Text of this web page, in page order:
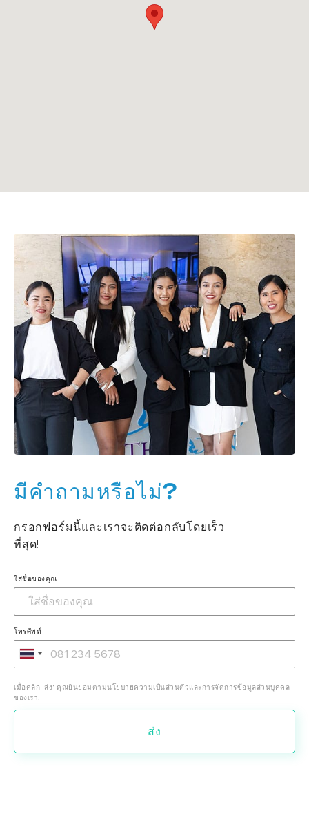
มีคำถามหรือไม่?
กรอกฟอร์มนี้และเราจะติดต่อกลับโดยเร็ว
ที่สุด!
ใส่ชื่อของคุณ
โทรศัพท์
เมื่อคลิก 'ส่ง' คุณยินยอมตามนโยบายความเป็นส่วนตัวและการจัดการข้อมูลส่วนบุคคล
ของเรา.
ส่ง